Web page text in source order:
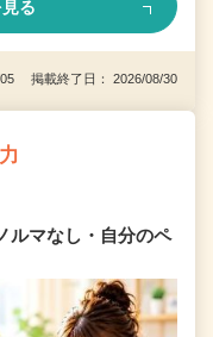
る
05 掲載終了日： 2026/08/30
ルマなし・自分のペ